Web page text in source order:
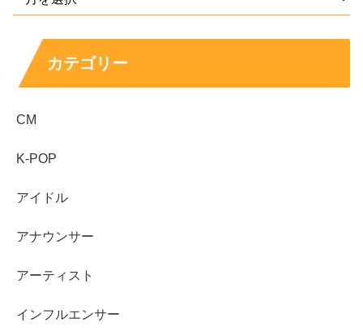
小田美夢さんが大学で芸術を学んだ背景は、
繊細な感情のやり取りが求められるバチェラーの舞台で、
す。
カテゴリー
CM
K-POP
アイドル
アナウンサー
アーティスト
インフルエンサー